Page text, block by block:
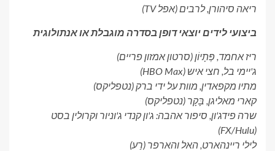
ריאה סיהורן,לרבים(אפל TV)
ביצועי לידים יוצאי דופן בסדרה מוגבלת או אנתולוגית
ריז אחמד,פְּתָיוֹן(סרטון אמזון פריים)
ג'יימי בל, חצי איש (HBO Max)
מתיו מקפאדין, מוות על ידי ברק(נטפליקס)
קארי מאליגן, בָּקָר (נטפליקס)
שרה פידג'ון, סיפור אהבה: ג'ון קנדי ​​ג'וניור וקרולין בסט
(FX/Hulu)
לילי ריינהארט,האל והארפר (רַע)